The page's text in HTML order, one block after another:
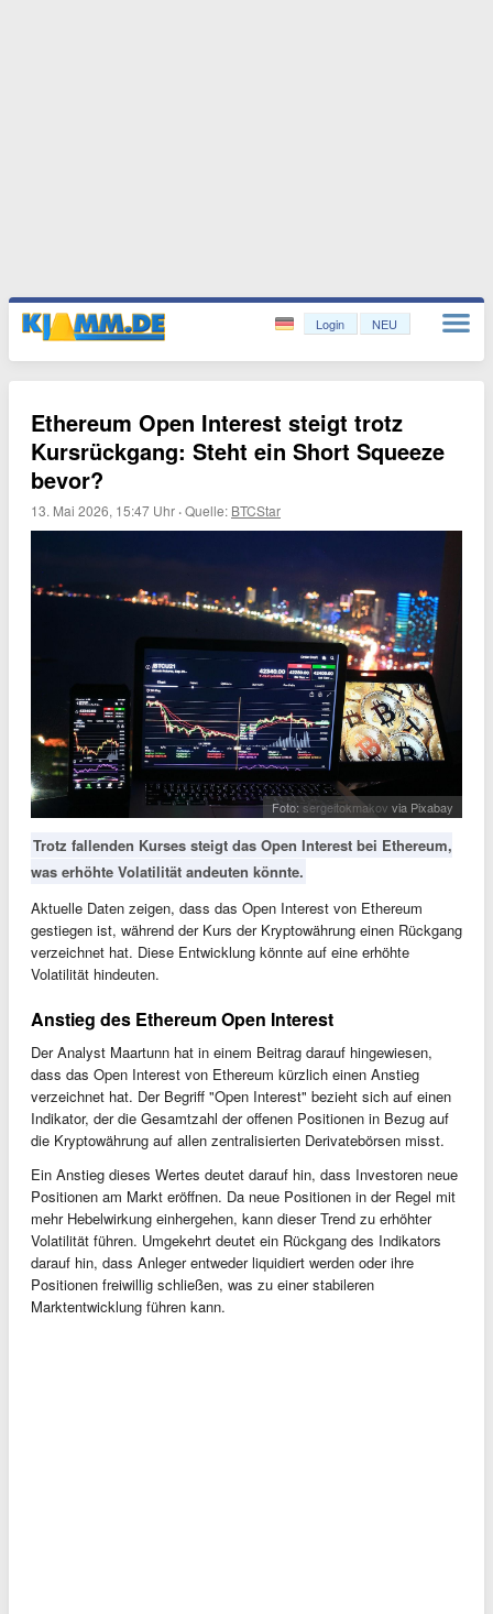
Login NEU
Ethereum Open Interest steigt trotz
Kursrückgang: Steht ein Short Squeeze
bevor?
13. Mai 2026, 15:47 Uhr ·Quelle: BTCStar
Foto: sergeitokmakov via Pixabay
Trotz fallenden Kurses steigt das Open Interest bei Ethereum,
was erhöhte Volatilität andeuten könnte.
Aktuelle Daten zeigen, dass das Open Interest von Ethereum
gestiegen ist, während der Kurs der Kryptowährung einen Rückgang
verzeichnet hat. Diese Entwicklung könnte auf eine erhöhte
Volatilität hindeuten.
Anstieg des Ethereum Open Interest
Der Analyst Maartunn hat in einem Beitrag darauf hingewiesen,
dass das Open Interest von Ethereum kürzlich einen Anstieg
verzeichnet hat. Der Begriff "Open Interest" bezieht sich auf einen
Indikator, der die Gesamtzahl der offenen Positionen in Bezug auf
die Kryptowährung auf allen zentralisierten Derivatebörsen misst.
Ein Anstieg dieses Wertes deutet darauf hin, dass Investoren neue
Positionen am Markt eröffnen. Da neue Positionen in der Regel mit
mehr Hebelwirkung einhergehen, kann dieser Trend zu erhöhter
Volatilität führen. Umgekehrt deutet ein Rückgang des Indikators
darauf hin, dass Anleger entweder liquidiert werden oder ihre
Positionen freiwillig schließen, was zu einer stabileren
Marktentwicklung führen kann.